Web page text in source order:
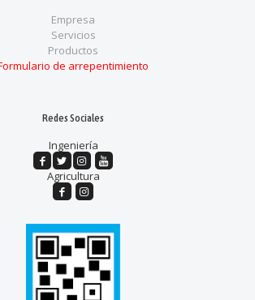
Empresa
Servicios
Productos
de arrepentimiento
Redes Sociales
Ingeniería
Agricultura